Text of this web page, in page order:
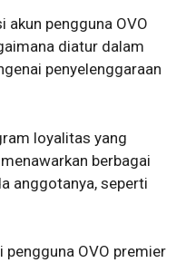
akun pengguna OVO
diatur dalam
penyelenggaraan
loyalitas yang
berbagai
anggotanya, seperti
pengguna OVO premier